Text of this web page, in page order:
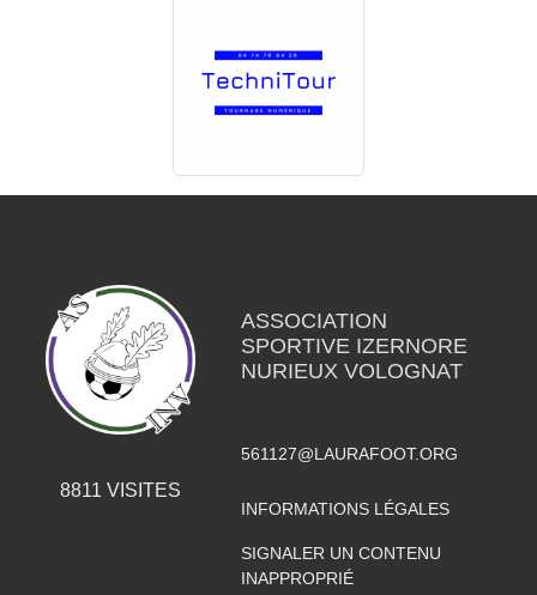
8811 VISITES
ASSOCIATION
SPORTIVE IZERNORE
NURIEUX VOLOGNAT
561127@LAURAFOOT.ORG
INFORMATIONS LÉGALES
SIGNALER UN CONTENU
INAPPROPRIÉ